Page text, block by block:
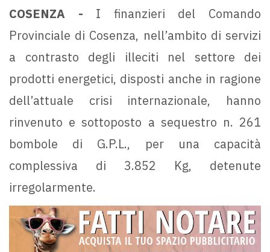
COSENZA - I finanzieri del Comando
Provinciale di Cosenza, nell’ambito di servizi
a contrasto degli illeciti nel settore dei
prodotti energetici, disposti anche in ragione
dell’attuale crisi internazionale, hanno
rinvenuto e sottoposto a sequestro n. 261
bombole di G.P.L., per una capacità
complessiva di 3.852 Kg, detenute
irregolarmente.